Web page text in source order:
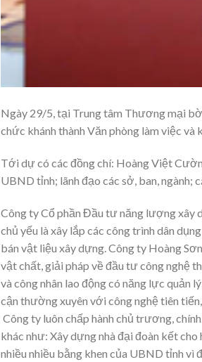
Ngày 29/5, tại Trung tâm Thương mại
chức khánh thành Văn phòng làm việc
Tới dự có các đồng chí: Hoàng Việt
UBND tỉnh; lãnh đạo các sở, ban, ngành;
Công ty Cổ phần Đầu tư năng lượng xây
chủ yếu là xây lắp các công trình dân
bán vật liệu xây dựng. Công ty Hoàng
vật chất, giải pháp về đầu tư công nghệ
và công nhân lao động có năng lực quản
cận thường xuyên với công nghệ tiên
Công ty luôn chấp hành chủ trương,
khác như: Xây dựng nhà đại đoàn kết
nhiều nhiều bằng khen của UBND tỉnh vì